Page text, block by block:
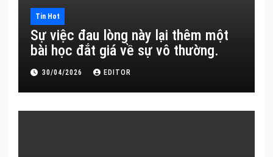
Tin Hot
Sự việc đau lòng này lại thêm một
bài học đắt giá về sự vô thường.
30/04/2026 EDITOR